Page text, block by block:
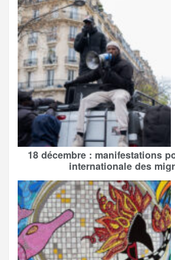
18 décembre : manifestations
internationale des